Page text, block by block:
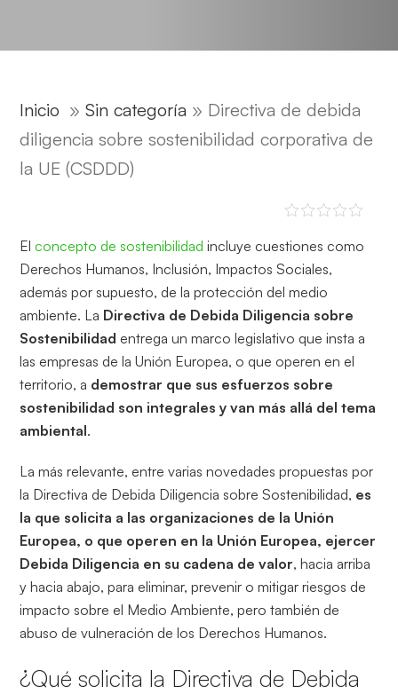
Inicio »Sin categoría » Directiva de debida
diligencia sobre sostenibilidad corporativa de
la UE (CSDDD)
Elconcepto de sostenibilidad incluye cuestiones como
Derechos Humanos, Inclusión, Impactos Sociales,
además por supuesto, de la protección del medio
ambiente. La Directiva de Debida Diligencia sobre
Sostenibilidad entrega un marco legislativo que insta a
las empresas de la Unión Europea, o que operen en el
territorio, a demostrar que sus esfuerzos sobre
sostenibilidad son integrales y van más allá del tema
ambiental.
La más relevante, entre varias novedades propuestas por
la Directiva de Debida Diligencia sobre Sostenibilidad, es
la que solicita a las organizaciones de la Unión
Europea, o que operen en la Unión Europea, ejercer
Debida Diligencia en su cadena de valor, hacia arriba
y hacia abajo, para eliminar, prevenir o mitigar riesgos de
impacto sobre el Medio Ambiente, pero también de
abuso de vulneración de los Derechos Humanos.
¿Qué solicita la Directiva de Debida